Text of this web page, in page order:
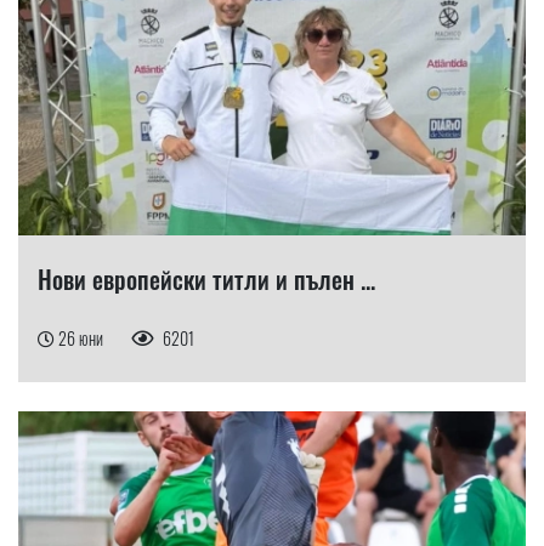
Нови европейски титли и пълен ...
26 юни 6201